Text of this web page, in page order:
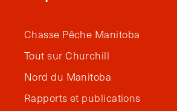
Chasse Pêche Manitoba
Tout sur Churchill
Nord du Manitoba
Rapports et publications